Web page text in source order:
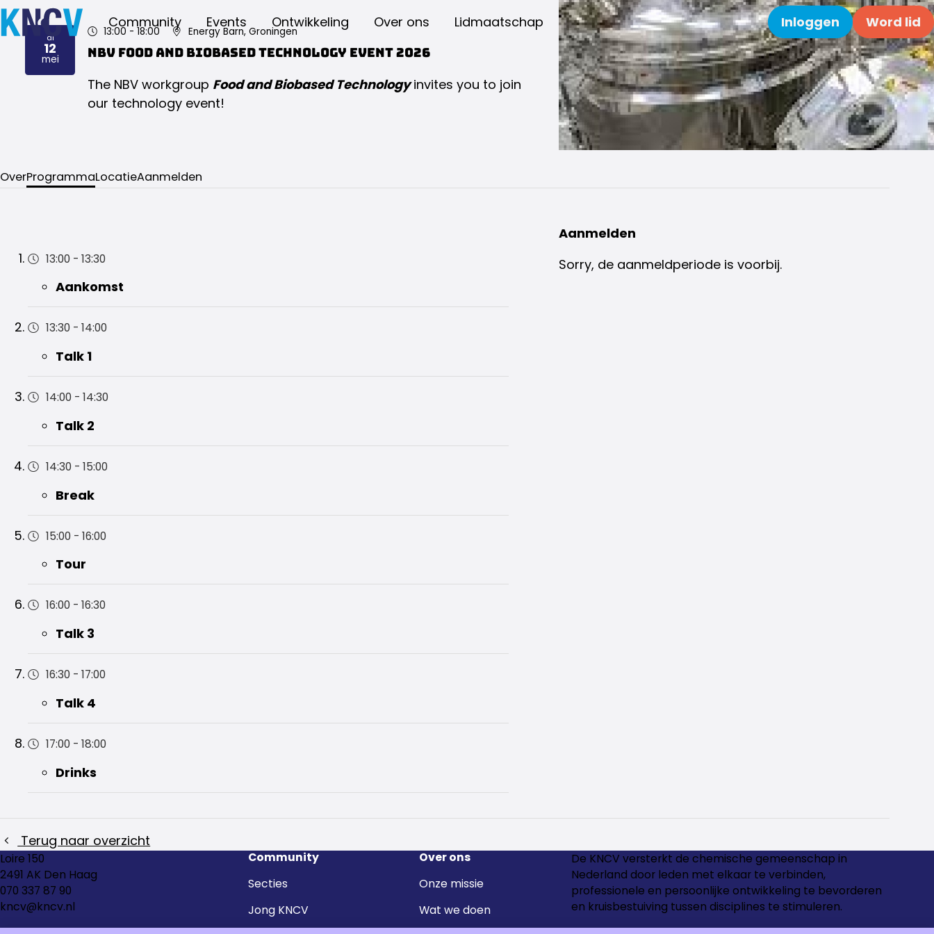
Community Events Ontwikkeling Over ons Lidmaatschap Zoeken Inloggen Word lid
di
12
mei
2026
13:00 - 18:00 Energy Barn, Groningen
NBV Food and Biobased Technology Event 2026
The NBV workgroup Food and Biobased Technologyinvites you to join
our technology event!
OverProgrammaLocatieAanmelden
13:00 -13:30
Aankomst
13:30 -14:00
Talk 1
14:00 -14:30
Talk 2
14:30 -15:00
Break
15:00 -16:00
Tour
16:00 -16:30
Talk 3
16:30 -17:00
Talk 4
17:00 -18:00
Drinks
Aanmelden
Sorry, de aanmeldperiode is voorbij.
Terug naar overzicht
Loire 150
2491 AK Den Haag
070 337 87 90
kncv@kncv.nl
Community
Secties
Jong KNCV
Over ons
Onze missie
Wat we doen
De KNCV versterkt de chemische gemeenschap in
Nederland door leden met elkaar te verbinden,
professionele en persoonlijke ontwikkeling te bevorderen
en kruisbestuiving tussen disciplines te stimuleren.